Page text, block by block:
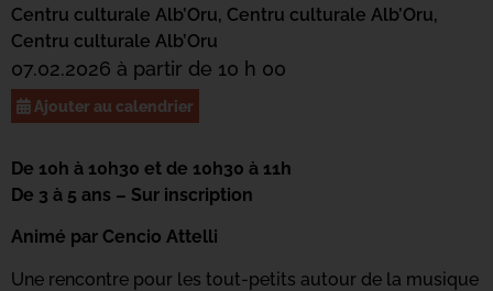
Centru culturale Alb’Oru, Centru culturale Alb’Oru,
Centru culturale Alb’Oru
07.02.2026 à partir de 10 h 00
Ajouter au calendrier
De 10h à 10h30 et de 10h30 à 11h
De 3 à 5 ans – Sur inscription
Animé par Cencio Attelli
Une rencontre pour les tout-petits autour de la musique